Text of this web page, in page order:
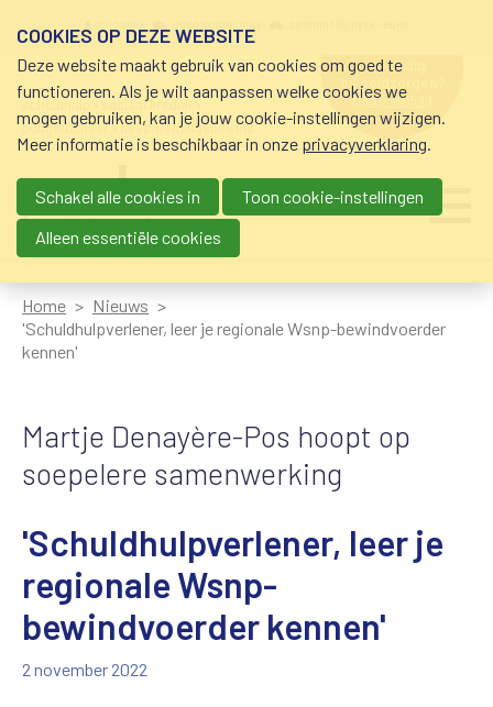
schuldhulp • sociaal krediet •
budgetbeheer • beschermingsbewind
hulp nodig
bij geldzorgen?
0800-8115.nl
Main navigation
Home
Nieuws
'Schuldhulpverlener, leer je regionale Wsnp-bewindvoerder
kennen'
Martje Denayère-Pos hoopt op
soepelere samenwerking
'Schuldhulpverlener, leer je
regionale Wsnp-
bewindvoerder kennen'
2 november 2022
COOKIES OP DEZE WEBSITE
Deze website maakt gebruik van cookies om goed te
functioneren. Als je wilt aanpassen welke cookies we
mogen gebruiken, kan je jouw cookie-instellingen wijzigen.
Meer informatie is beschikbaar in onze privacyverklaring.
Schakel alle cookies in
Toon cookie-instellingen
Alleen essentiële cookies